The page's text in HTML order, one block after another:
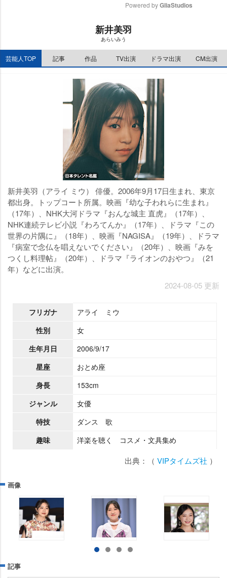
e
Powered by GliaStudios
新井美羽
あらいみう
芸能人TOP 記事 作品 TV出演 ドラマ出演 CM出演
新井美羽（アライ ミウ） 俳優。2006年9月17日生まれ、東京
都出身。トップコート所属。映画『幼な子われらに生まれ』
（17年）、NHK大河ドラマ『おんな城主 直虎』（17年）、
NHK連続テレビ小説『わろてんか』（17年）、ドラマ『この
世界の片隅に』（18年）、映画『NAGISA』（19年）、ドラマ
『病室で念仏を唱えないでください』（20年）、映画『みを
つくし料理帖』（20年）、ドラマ『ライオンのおやつ』（21
年）などに出演。
2024-08-05 更新
フリガナ
アライ ミウ
性別
女
生年月日
2006/9/17
星座
おとめ座
身長
153cm
ジャンル
女優
特技
ダンス 歌
趣味
洋楽を聴く コスメ・文具集め
出典：（ VIPタイムズ社 ）
画像
記事